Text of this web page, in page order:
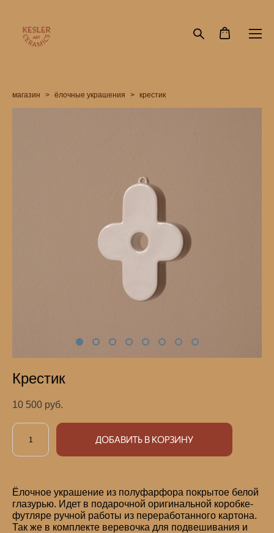
магазин > ёлочные украшения > крестик
Крестик
10 500 pуб.
ДОБАВИТЬ В КОРЗИНУ
Ёлочное украшение из полуфарфора покрытое белой
глазурью. Идет в подарочной оригинальной коробке-
футляре ручной работы из переработанного картона.
Так же в комплекте веревочка для подвешивания и